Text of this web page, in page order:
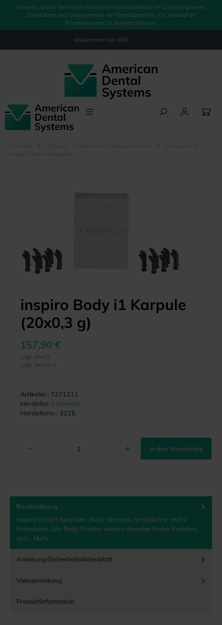
springen
Hinweis: Unser Sortiment richtet sich ausschließlich an Zahnarztpraxen,
Zahnlabore und Unternehmen der Dentalbranche. Ein Verkauf an
Privatpersonen ist ausgeschlossen.
Willkommen bei ADS.
inspiro Body i1 Karpule
(20x0,3 g)
157,90 €
zzgl. MwSt.
zzgl. Versand
Artikelnr.: 7271211
Hersteller: Edelweiss
Herstellernr.: 3215
In den Warenkorb
Beschreibung
inspiro Dentin-Karpulen (Body Shades), erhältlich in sechs
Farbstufen. Alle Body Shades weisen dieselbe Farbe (Farbton)
und… Mehr
Anleitung/Sicherheitsdatenblatt
Videoanleitung
Produktinformation